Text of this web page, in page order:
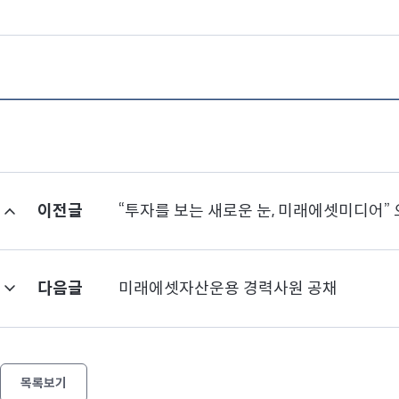
이전글 “투자를 보는 새로운 눈, 미래에셋미디어”
다음글 미래에셋자산운용 경력사원 공채
목록보기